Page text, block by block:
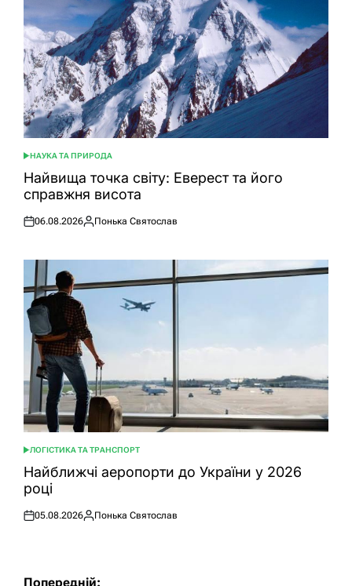
ОПУБЛІКУВАТИ
У
НАУКА ТА ПРИРОДА
Найвища точка світу: Еверест та його
справжня висота
Оприлюднено
06.08.2026
Опубліковано
Понька Святослав
ОПУБЛІКУВАТИ
У
ЛОГІСТИКА ТА ТРАНСПОРТ
Найближчі аеропорти до України у 2026
році
Оприлюднено
05.08.2026
Опубліковано
Понька Святослав
Попередній: